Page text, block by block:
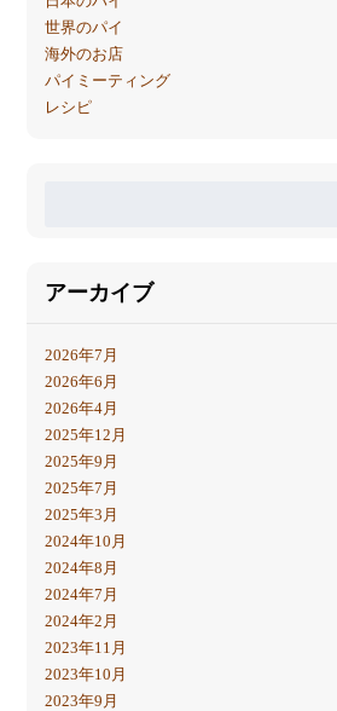
世界のパイ
海外のお店
パイミーティング
レシピ
アーカイブ
2026年7月
2026年6月
2026年4月
2025年12月
2025年9月
2025年7月
2025年3月
2024年10月
2024年8月
2024年7月
2024年2月
2023年11月
2023年10月
2023年9月